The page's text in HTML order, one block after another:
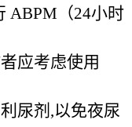
ABPM （24小时
应考虑使用
尿剂 ,以免夜尿